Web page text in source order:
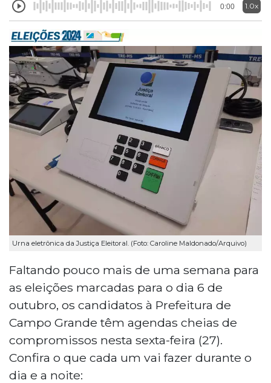
0:00 1.0x
Urna eletrônica da Justiça Eleitoral. (Foto: Caroline Maldonado/Arquivo)
Faltando pouco mais de uma semana para
as eleições marcadas para o dia 6 de
outubro, os candidatos à Prefeitura de
Campo Grande têm agendas cheias de
compromissos nesta sexta-feira (27).
Confira o que cada um vai fazer durante o
dia e a noite: